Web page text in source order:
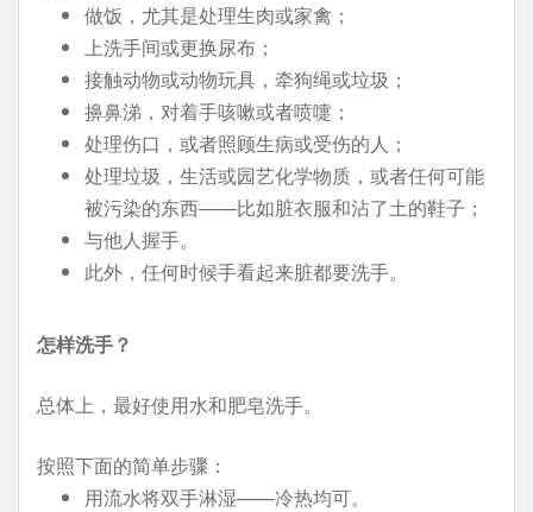
做饭，尤其是处理生肉或家禽；
上洗手间或更换尿布；
接触动物或动物玩具，牵狗绳或垃圾；
擤鼻涕，对着手咳嗽或者喷嚏；
处理伤口，或者照顾生病或受伤的人；
处理垃圾，生活或园艺化学物质，或者任何可能
被污染的东西——比如脏衣服和沾了土的鞋子；
与他人握手。
此外，任何时候手看起来脏都要洗手。
怎样洗手？
总体上，最好使用水和肥皂洗手。
按照下面的简单步骤：
用流水将双手淋湿——冷热均可。